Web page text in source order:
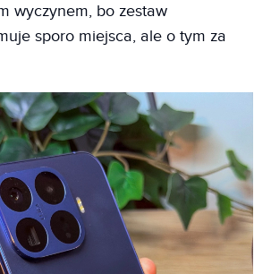
wyczynem, bo zestaw
sporo miejsca, ale o tym za